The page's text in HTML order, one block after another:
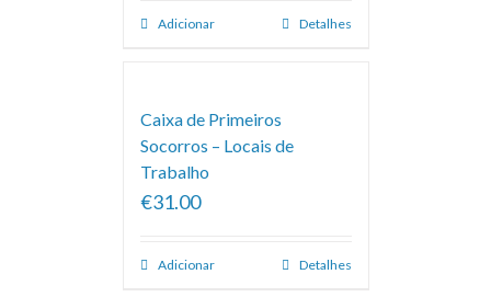
Adicionar Detalhes
Caixa de Primeiros
Socorros – Locais de
Trabalho
€31.00
Adicionar Detalhes